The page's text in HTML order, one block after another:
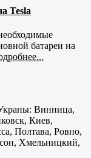
Tesla
батареи на
Винница,
Киев,
Полтава, Ровно,
Хмельницкий,